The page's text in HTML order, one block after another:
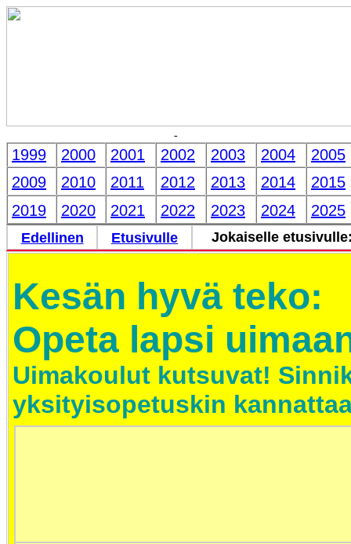
-
1999 2000 2001 2002 2003 2004
2005
2009
2010 2011 2012 2013 2014
2015
2019
2020 2021 2022 2023 2024 2025
Edellinen Etusivulle Jokaiselle
Kesän hyvä teko:
Opeta lapsi
Uimakoulut kutsuvat!
yksityisopetuskin